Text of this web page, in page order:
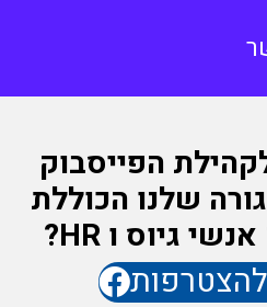
הפייסבוק
שלנו הכוללת